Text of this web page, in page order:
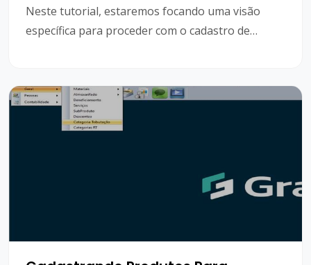
Neste tutorial, estaremos focando uma visão
específica para proceder com o cadastro de